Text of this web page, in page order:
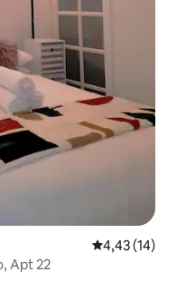
4,43 de uma
4,43 (14)
Apt 22